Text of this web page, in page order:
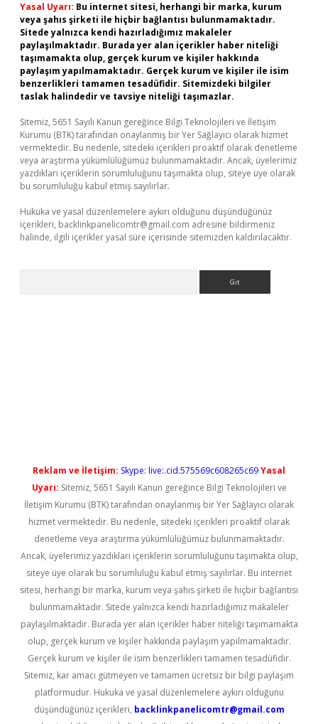
Yasal Uyarı: Bu internet sitesi, herhangi bir marka, kurum
veya şahıs şirketi ile hiçbir bağlantısı bulunmamaktadır.
Sitede yalnızca kendi hazırladığımız makaleler
paylaşılmaktadır. Burada yer alan içerikler haber niteliği
taşımamakta olup, gerçek kurum ve kişiler hakkında
paylaşım yapılmamaktadır. Gerçek kurum ve kişiler ile isim
benzerlikleri tamamen tesadüfidir. Sitemizdeki bilgiler
taslak halindedir ve tavsiye niteliği taşımazlar.
Sitemiz, 5651 Sayılı Kanun gereğince Bilgi Teknolojileri ve İletişim
Kurumu (BTK) tarafından onaylanmış bir Yer Sağlayıcı olarak hizmet
vermektedir. Bu nedenle, sitedeki içerikleri proaktif olarak denetleme
veya araştırma yükümlülüğümüz bulunmamaktadır. Ancak, üyelerimiz
yazdıkları içeriklerin sorumluluğunu taşımakta olup, siteye üye olarak
bu sorumluluğu kabul etmiş sayılırlar.
Hukuka ve yasal düzenlemelere aykırı olduğunu düşündüğünüz
içerikleri, backlinkpanelicomtr@gmail.com adresine bildirmeniz
halinde, ilgili içerikler yasal süre içerisinde sitemizden kaldırılacaktır.
Reklam ve İletişim: Skype: live:.cid.575569c608265c69Yasal
Uyarı: Sitemiz, 5651 Sayılı Kanun gereğince Bilgi Teknolojileri ve
İletişim Kurumu (BTK) tarafından onaylanmış bir Yer Sağlayıcı olarak
hizmet vermektedir. Bu nedenle, sitedeki içerikleri proaktif olarak
denetleme veya araştırma yükümlülüğümüz bulunmamaktadır.
Ancak, üyelerimiz yazdıkları içeriklerin sorumluluğunu taşımakta olup,
siteye üye olarak bu sorumluluğu kabul etmiş sayılırlar. Bu internet
sitesi, herhangi bir marka, kurum veya şahıs şirketi ile hiçbir bağlantısı
bulunmamaktadır. Sitede yalnızca kendi hazırladığımız makaleler
paylaşılmaktadır. Burada yer alan içerikler haber niteliği taşımamakta
olup, gerçek kurum ve kişiler hakkında paylaşım yapılmamaktadır.
Gerçek kurum ve kişiler ile isim benzerlikleri tamamen tesadüfidir.
Sitemiz, kar amacı gütmeyen ve tamamen ücretsiz bir bilgi paylaşım
platformudur. Hukuka ve yasal düzenlemelere aykırı olduğunu
düşündüğünüz içerikleri, backlinkpanelicomtr@gmail.com